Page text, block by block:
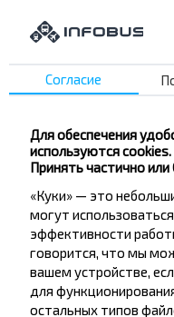
Хотите
дешевле?
Не пропусти
другие
Подпишись на
путешествуй с
Согласие
Для обеспечения
используются
Принять частично
«Куки» — это
могут
эффективности
говорится, что мы
вашем устройстве,
для
остальных типов